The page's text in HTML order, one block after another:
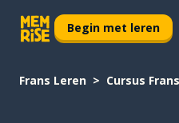
Begin met leren
Frans Leren Cursus Frans